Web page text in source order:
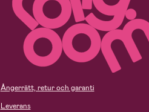
Ångerrätt, retur och garanti
Leverans